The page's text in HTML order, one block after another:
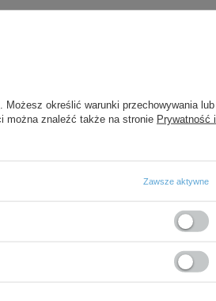
. Możesz określić warunki przechowywania lub
można znaleźć także na stronie Prywatność i
Zawsze aktywne